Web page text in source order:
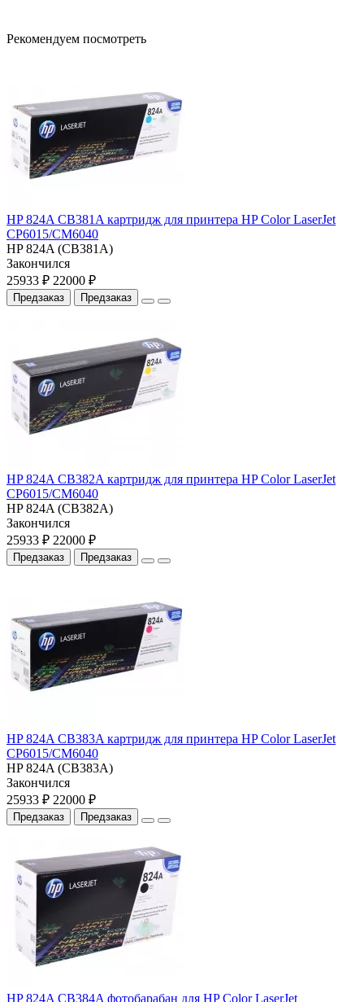
Рекомендуем посмотреть
HP 824A CB381A картридж для принтера HP Color LaserJet
CP6015/CM6040
HP 824A (CB381A)
Закончился
25933 ₽ 22000 ₽
Предзаказ Предзаказ
HP 824A CB382A картридж для принтера HP Color LaserJet
CP6015/CM6040
HP 824A (CB382A)
Закончился
25933 ₽ 22000 ₽
Предзаказ Предзаказ
HP 824A CB383A картридж для принтера HP Color LaserJet
CP6015/CM6040
HP 824A (CB383A)
Закончился
25933 ₽ 22000 ₽
Предзаказ Предзаказ
HP 824A CB384A фотобарабан для HP Color LaserJet